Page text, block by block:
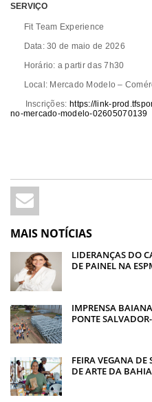
SERVIÇO
Fit Team Experience
Data: 30 de maio de 2026
Horário: a partir das 7h30
Local: Mercado Modelo –
Inscrições: https://link-
no-mercado-modelo-02605070139
MAIS NOTÍCIAS
LIDERANÇAS DO
DE PAINEL NA
IMPRENSA
PONTE
FEIRA VEGANA DE
DE ARTE DA BAHIA